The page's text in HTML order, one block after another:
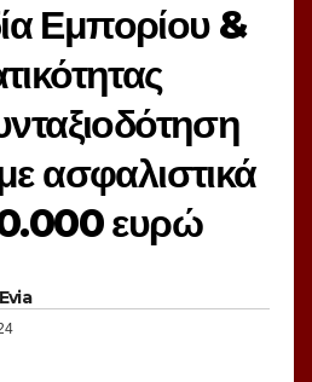
Εμπορίου &
ασφαλιστικά
ευρώ